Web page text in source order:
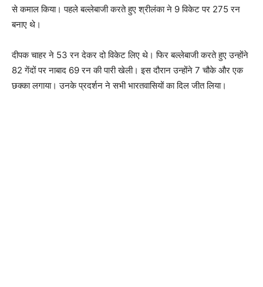
से कमाल किया। पहले बल्‍लेबाजी करते हुए श्रीलंका ने 9 विकेट पर 275 रन
बनाए थे।
दीपक चाहर ने 53 रन देकर दो विकेट लिए थे। फिर बल्‍लेबाजी करते हुए उन्‍होंने
82 गेंदों पर नाबाद 69 रन की पारी खेली। इस दौरान उन्‍होंने 7 चौके और एक
छक्‍का लगाया। उनके प्रदर्शन ने सभी भारतवासियों का दिल जीत लिया।